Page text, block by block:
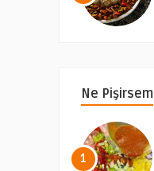
Ne Pişirsem
1